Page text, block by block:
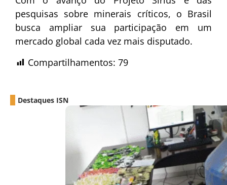
pesquisas sobre minerais críticos, o Brasil
busca ampliar sua participação em um
mercado global cada vez mais disputado.
Compartilhamentos: 79
Destaques ISN